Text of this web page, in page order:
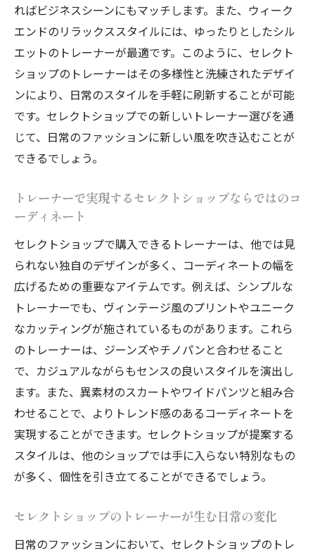
ればビジネスシーンにもマッチします。また、ウィーク
エンドのリラックススタイルには、ゆったりとしたシル
エットのトレーナーが最適です。このように、セレクト
ショップのトレーナーはその多様性と洗練されたデザイ
ンにより、日常のスタイルを手軽に刷新することが可能
です。セレクトショップでの新しいトレーナー選びを通
じて、日常のファッションに新しい風を吹き込むことが
できるでしょう。
トレーナーで実現するセレクトショップならではのコ
ーディネート
セレクトショップで購入できるトレーナーは、他では見
られない独自のデザインが多く、コーディネートの幅を
広げるための重要なアイテムです。例えば、シンプルな
トレーナーでも、ヴィンテージ風のプリントやユニーク
なカッティングが施されているものがあります。これら
のトレーナーは、ジーンズやチノパンと合わせること
で、カジュアルながらもセンスの良いスタイルを演出し
ます。また、異素材のスカートやワイドパンツと組み合
わせることで、よりトレンド感のあるコーディネートを
実現することができます。セレクトショップが提案する
スタイルは、他のショップでは手に入らない特別なもの
が多く、個性を引き立てることができるでしょう。
セレクトショップのトレーナーが生む日常の変化
日常のファッションにおいて、セレクトショップのトレ